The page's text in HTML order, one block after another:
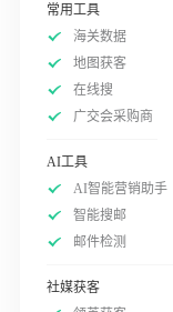
常用工具
海关数据
地图获客
在线搜
广交会采购商
AI工具
AI智能营销助手
智能搜邮
邮件检测
社媒获客